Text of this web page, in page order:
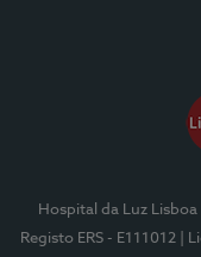
Hospital da Luz Lisboa
Registo ERS - E111012
|